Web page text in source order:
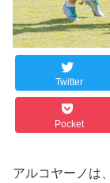
Twitter
Pocket
アルコヤーノは